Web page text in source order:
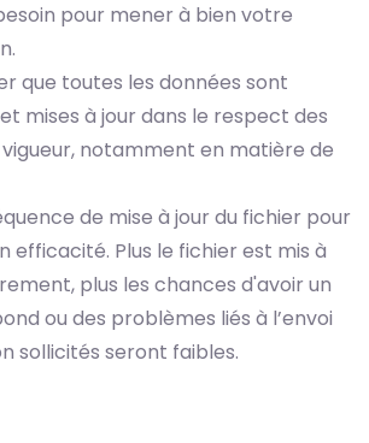
pour mener à bien votre
que toutes les données sont
mises à jour dans le respect des
notamment en matière de
de mise à jour du fichier pour
efficacité. Plus le fichier est mis à
plus les chances d'avoir un
ou des problèmes liés à l’envoi
sollicités seront faibles.